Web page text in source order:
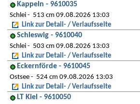
Kappeln - 9610035
Schlei
513 cm 09.08.2026 13:03
Link zur Detail- / Verlaufsseite
Schleswig - 9610040
Schlei
503 cm 09.08.2026 13:03
Link zur Detail- / Verlaufsseite
Eckernförde - 9610045
Ostsee
524 cm 09.08.2026 13:03
Link zur Detail- / Verlaufsseite
LT Kiel - 9610050